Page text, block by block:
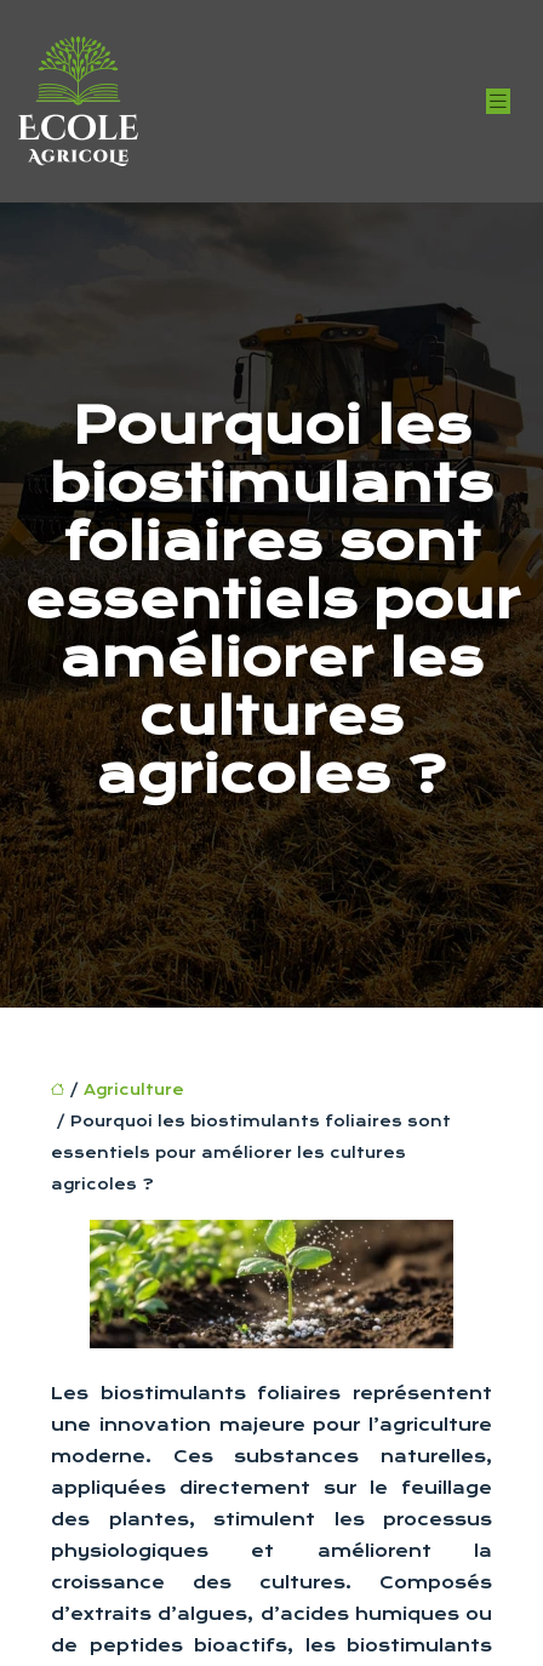
Pourquoi les
biostimulants
foliaires sont
essentiels pour
améliorer les
cultures
agricoles ?
/ Agriculture
/ Pourquoi les biostimulants foliaires sont
essentiels pour améliorer les cultures
agricoles ?
Les biostimulants foliaires représentent
une innovation majeure pour l’agriculture
moderne. Ces substances naturelles,
appliquées directement sur le feuillage
des plantes, stimulent les processus
physiologiques et améliorent la
croissance des cultures. Composés
d’extraits d’algues, d’acides humiques ou
de peptides bioactifs, les biostimulants